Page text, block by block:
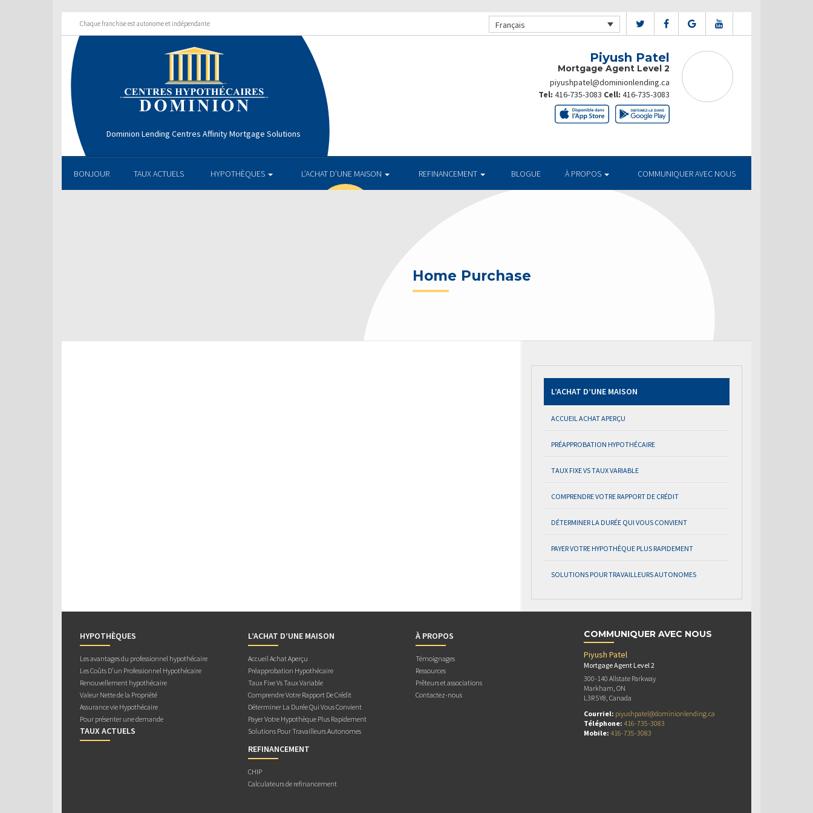
Chaque franchise est autonome et indépendante Français
Dominion Lending Centres Affinity Mortgage Solutions
Piyush Patel
Mortgage Agent Level 2
piyushpatel@dominionlending.ca
Tel: 416-735-3083 Cell: 416-735-3083
BONJOUR TAUX ACTUELS HYPOTHÈQUES L’ACHAT D’UNE MAISON REFINANCEMENT BLOGUE À PROPOS COMMUNIQUER AVEC NOUS
Home Purchase
L’ACHAT D’UNE MAISON
ACCUEIL ACHAT APERÇU
PRÉAPPROBATION HYPOTHÉCAIRE
TAUX FIXE VS TAUX VARIABLE
COMPRENDRE VOTRE RAPPORT DE CRÉDIT
DÉTERMINER LA DURÉE QUI VOUS CONVIENT
PAYER VOTRE HYPOTHÈQUE PLUS RAPIDEMENT
SOLUTIONS POUR TRAVAILLEURS AUTONOMES
HYPOTHÈQUES
Les avantages du professionnel hypothécaire
Les Coûts D’un Professionnel Hypothécaire
Renouvellement hypothécaire
Valeur Nette de la Propriété
Assurance vie Hypothécaire
Pour présenter une demande
TAUX ACTUELS
L’ACHAT D’UNE MAISON
Accueil Achat Aperçu
Préapprobation Hypothécaire
Taux Fixe Vs Taux Variable
Comprendre Votre Rapport De Crédit
Déterminer La Durée Qui Vous Convient
Payer Votre Hypothèque Plus Rapidement
Solutions Pour Travailleurs Autonomes
REFINANCEMENT
CHIP
Calculateurs de refinancement
À PROPOS
Témoignages
Ressources
Prêteurs et associations
Contactez-nous
COMMUNIQUER AVEC NOUS
Piyush Patel
Mortgage Agent Level 2
300-140 Allstate Parkway
Markham, ON
L3R 5Y8, Canada
Courriel: piyushpatel@dominionlending.ca
Téléphone: 416-735-3083
Mobile: 416-735-3083